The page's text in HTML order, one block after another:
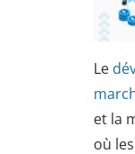
Le
et la
où